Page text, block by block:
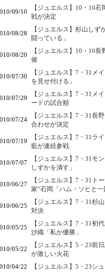
09/10
【ジュエルス】10・10
戦が決定
08/28
【ジュエルス】杉山し
闘っている」
08/20
【ジュエルス】10・10
催
07/30
【ジュエルス】7・31メ
を見せ付ける」
07/29
【ジュエルス】7・31メ
ードの試合順
07/24
【ジュエルス】7・31長
合わせが決定
07/19
【ジュエルス】7・31ラ
藍が連続参戦
07/07
【ジュエルス】7・31モ
しずかを潰す」
06/27
【ジュエルス】7・31ト
家”石岡「ハム・ソヒと
06/25
【ジュエルス】7・31杉
対決
05/25
【ジュエルス】7・31初
沙織「私が優勝」
05/22
【ジュエルス】5・23前
が激しい火花
04/22 【ジュエルス】5・23シ